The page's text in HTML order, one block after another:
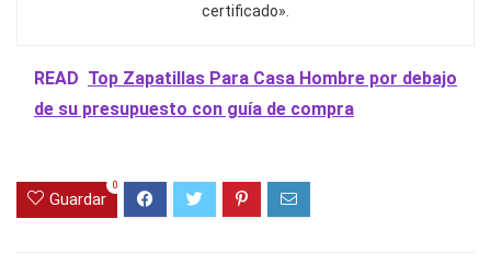
certificado».
READ Top Zapatillas Para Casa Hombre por debajo
de su presupuesto con guía de compra
Guardar
0